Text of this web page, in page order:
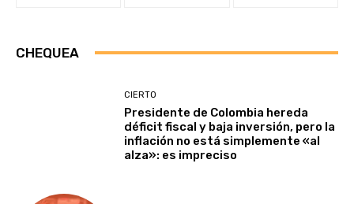
CHEQUEA
CIERTO
Presidente de Colombia hereda
déficit fiscal y baja inversión, pero la
inflación no está simplemente «al
alza»: es impreciso